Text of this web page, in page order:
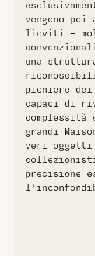
vengono
lieviti —
una
pioniere dei
capaci di
grandi
veri oggetti
precisione